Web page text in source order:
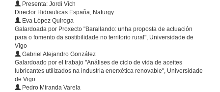
Presenta: Jordi Vich
Director Hidraulicas España, Naturgy
Eva López Quiroga
Galardoada por Proxecto "Barallando: unha proposta de actuación
para o fomento da sostibilidade no territorio rural", Universidade de
Vigo
Gabriel Alejandro González
Galardoado por el trabajo "Análises de ciclo de vida de aceites
lubricantes utilizados na industria enerxética renovable", Universidade
de Vigo
Pedro Miranda Varela